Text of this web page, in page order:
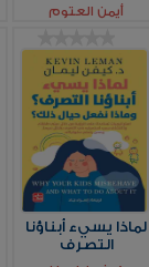
أيمن العتوم
لماذا يسيء أبناؤنا
التصرف